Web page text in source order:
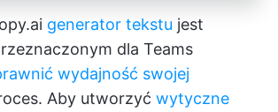
generator tekstu jest
dla Teams
wydajność swojej
Aby utworzyć wytyczne